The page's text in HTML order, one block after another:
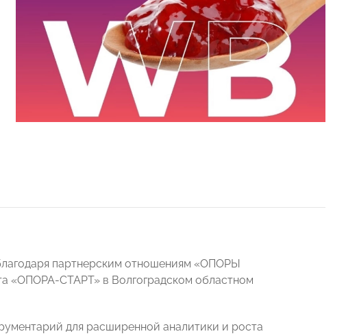
партнерским отношениям «ОПОРЫ
«ОПОРА-СТАРТ» в Волгоградском областном
для расширенной аналитики и роста